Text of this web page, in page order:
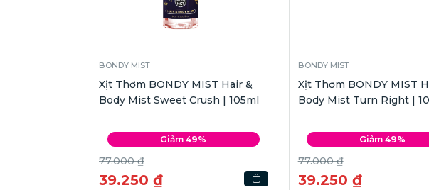
BONDY MIST
Xịt Thơm BONDY MIST Hair &
Body Mist Sweet Crush | 105ml
Giảm 49%
77.000 ₫
39.250 ₫
BONDY MIST
Xịt Thơm BONDY MIST
Body Mist Turn Right |
Giảm 49%
77.000 ₫
39.250 ₫